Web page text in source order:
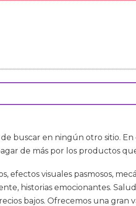
buscar en ningún otro sitio.
de más por los productos
visuales pasmosos,
historias emocionantes.
bajos. Ofrecemos una gran